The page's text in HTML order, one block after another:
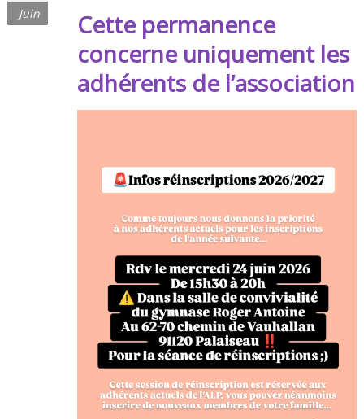
Juin
Cette permanence
concerne uniquement les
adhérents de l’association